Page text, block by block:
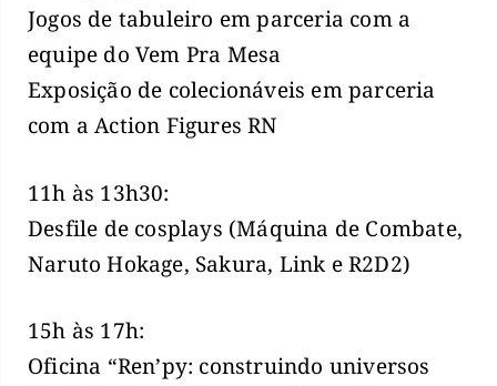
Jogos de tabuleiro em parceria com a
equipe do Vem Pra Mesa
Exposição de colecionáveis em parceria
com a Action Figures RN
11h às 13h30:
Desfile de cosplays (Máquina de Combate,
Naruto Hokage, Sakura, Link e R2D2)
15h às 17h:
Oficina “Ren’py: construindo universos